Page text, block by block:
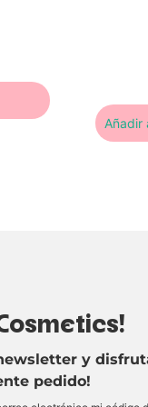
en
Añadir
y
pedido!